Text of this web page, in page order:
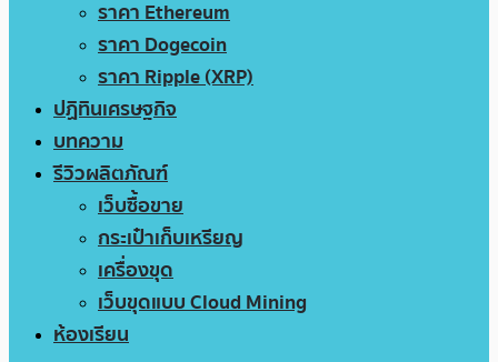
ราคา Ethereum
ราคา Dogecoin
ราคา Ripple (XRP)
ปฏิทินเศรษฐกิจ
บทความ
รีวิวผลิตภัณฑ์
เว็บซื้อขาย
กระเป๋าเก็บเหรียญ
เครื่องขุด
เว็บขุดแบบ Cloud Mining
ห้องเรียน